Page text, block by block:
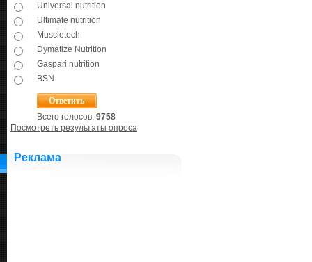
Universal nutrition
Ultimate nutrition
Muscletech
Dymatize Nutrition
Gaspari nutrition
BSN
Всего голосов: 9758
Посмотреть результаты опроса
Реклама